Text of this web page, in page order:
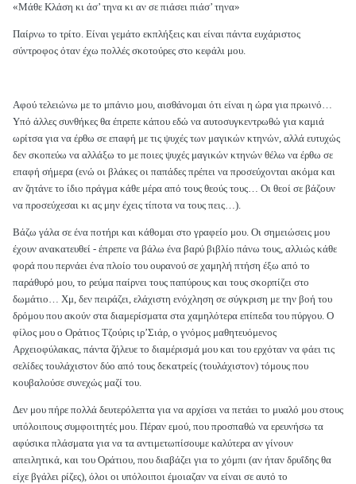
«Μάθε Κλάση κι άσ’ τηνα κι αν σε πιάσει πιάσ’ τηνα»
Παίρνω το τρίτο. Είναι γεμάτο εκπλήξεις και είναι πάντα ευχάριστος
σύντροφος όταν έχω πολλές σκοτούρες στο κεφάλι μου.
Αφού τελειώνω με το μπάνιο μου, αισθάνομαι ότι είναι η ώρα για πρωινό…
Υπό άλλες συνθήκες θα έπρεπε κάπου εδώ να αυτοσυγκεντρωθώ για καμιά
ωρίτσα για να έρθω σε επαφή με τις ψυχές των μαγικών κτηνών, αλλά ευτυχώς
δεν σκοπεύω να αλλάξω το με ποιες ψυχές μαγικών κτηνών θέλω να έρθω σε
επαφή σήμερα (ενώ οι βλάκες οι παπάδες πρέπει να προσεύχονται ακόμα και
αν ζητάνε το ίδιο πράγμα κάθε μέρα από τους θεούς τους… Οι θεοί σε βάζουν
να προσεύχεσαι κι ας μην έχεις τίποτα να τους πεις…).
Βάζω γάλα σε ένα ποτήρι και κάθομαι στο γραφείο μου. Οι σημειώσεις μου
έχουν ανακατευθεί - έπρεπε να βάλω ένα βαρύ βιβλίο πάνω τους, αλλιώς κάθε
φορά που περνάει ένα πλοίο του ουρανού σε χαμηλή πτήση έξω από το
παράθυρό μου, το ρεύμα παίρνει τους παπύρους και τους σκορπίζει στο
δωμάτιο… Χμ, δεν πειράζει, ελάχιστη ενόχληση σε σύγκριση με την βοή του
δρόμου που ακούν στα διαμερίσματα στα χαμηλότερα επίπεδα του πύργου. Ο
φίλος μου ο Οράτιος Τζούρις ιρ’Σιάρ, ο γνόμος μαθητευόμενος
Αρχειοφύλακας, πάντα ζήλευε το διαμέρισμά μου και του ερχόταν να φάει τις
σελίδες τουλάχιστον δύο από τους δεκατρείς (τουλάχιστον) τόμους που
κουβαλούσε συνεχώς μαζί του.
Δεν μου πήρε πολλά δευτερόλεπτα για να αρχίσει να πετάει το μυαλό μου στους
υπόλοιπους συμφοιτητές μου. Πέραν εμού, που προσπαθώ να ερευνήσω τα
αφύσικα πλάσματα για να τα αντιμετωπίσουμε καλύτερα αν γίνουν
απειλητικά, και του Οράτιου, που διαβάζει για το χόμπι (αν ήταν δρυΐδης θα
είχε βγάλει ρίζες), όλοι οι υπόλοιποι έμοιαζαν να είναι σε αυτό το